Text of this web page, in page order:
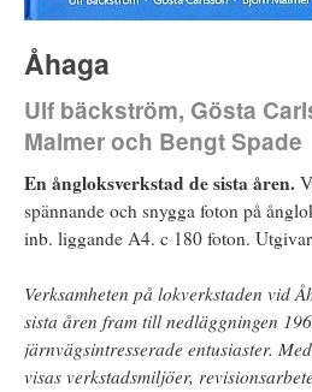
Åhaga
Ulf bäckström, Gösta
Malmer och Bengt Spade
En ångloksverkstad de sista åren.
spännande och snygga foton på
inb. liggande A4. c 180 foton.
Verksamheten på lokverkstaden vid
sista åren fram till nedläggningen
järnvägsintresserade entusiaster.
visas verkstadsmiljöer,